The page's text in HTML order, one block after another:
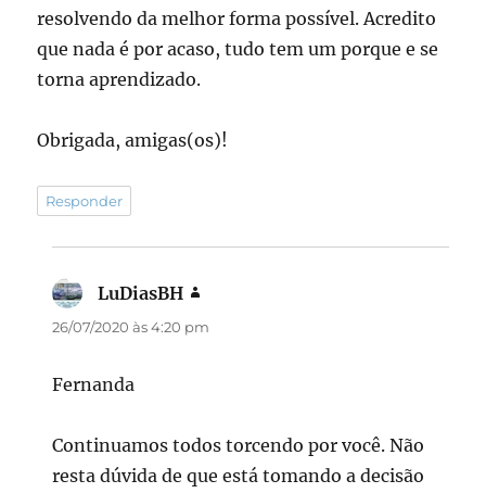
resolvendo da melhor forma possível. Acredito
que nada é por acaso, tudo tem um porque e se
torna aprendizado.
Obrigada, amigas(os)!
Responder
LuDiasBH
26/07/2020 às 4:20 pm
Fernanda
Continuamos todos torcendo por você. Não
resta dúvida de que está tomando a decisão